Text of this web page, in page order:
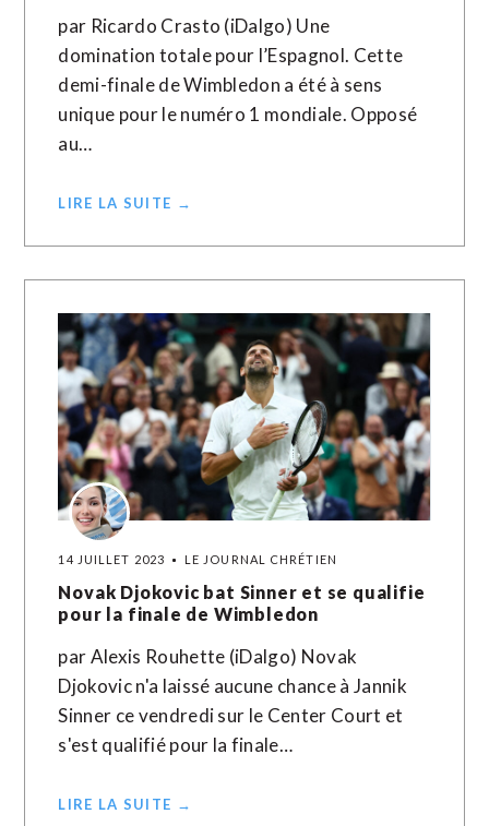
par Ricardo Crasto (iDalgo) Une
domination totale pour l’Espagnol. Cette
demi-finale de Wimbledon a été à sens
unique pour le numéro 1 mondiale. Opposé
au…
LIRE LA SUITE →
14 JUILLET 2023 LE JOURNAL CHRÉTIEN
Novak Djokovic bat Sinner et se qualifie
pour la finale de Wimbledon
par Alexis Rouhette (iDalgo) Novak
Djokovic n'a laissé aucune chance à Jannik
Sinner ce vendredi sur le Center Court et
s'est qualifié pour la finale…
LIRE LA SUITE →